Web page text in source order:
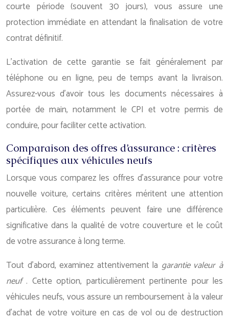
courte période (souvent 30 jours), vous assure une
protection immédiate en attendant la finalisation de votre
contrat définitif.
L’activation de cette garantie se fait généralement par
téléphone ou en ligne, peu de temps avant la livraison.
Assurez-vous d’avoir tous les documents nécessaires à
portée de main, notamment le CPI et votre permis de
conduire, pour faciliter cette activation.
Comparaison des offres d’assurance : critères
spécifiques aux véhicules neufs
Lorsque vous comparez les offres d’assurance pour votre
nouvelle voiture, certains critères méritent une attention
particulière. Ces éléments peuvent faire une différence
significative dans la qualité de votre couverture et le coût
de votre assurance à long terme.
Tout d’abord, examinez attentivement la garantie valeur à
neuf . Cette option, particulièrement pertinente pour les
véhicules neufs, vous assure un remboursement à la valeur
d’achat de votre voiture en cas de vol ou de destruction